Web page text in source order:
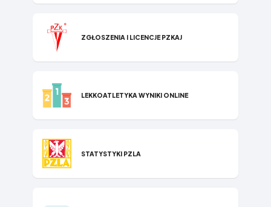
ZGŁOSZENIA I LICENCJE PZKAJ
LEKKOATLETYKA WYNIKI ONLINE
STATYSTYKI P​ZLA